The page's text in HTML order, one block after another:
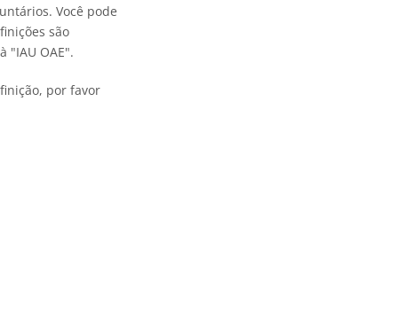
Você pode
são
"IAU OAE".
por favor